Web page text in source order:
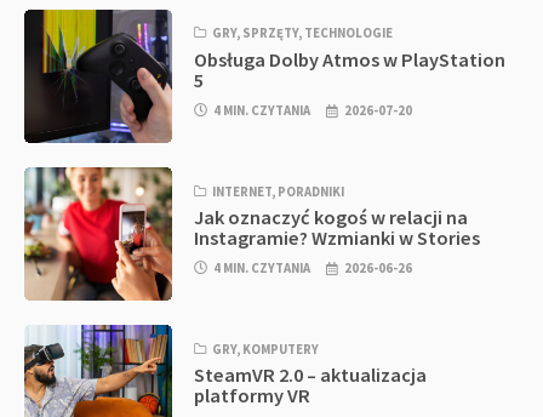
GRY, SPRZĘTY, TECHNOLOGIE
Obsługa Dolby Atmos w PlayStation
5
4 MIN. CZYTANIA 2026-07-20
INTERNET, PORADNIKI
Jak oznaczyć kogoś w relacji na
Instagramie? Wzmianki w Stories
4 MIN. CZYTANIA 2026-06-26
GRY, KOMPUTERY
SteamVR 2.0 – aktualizacja
platformy VR